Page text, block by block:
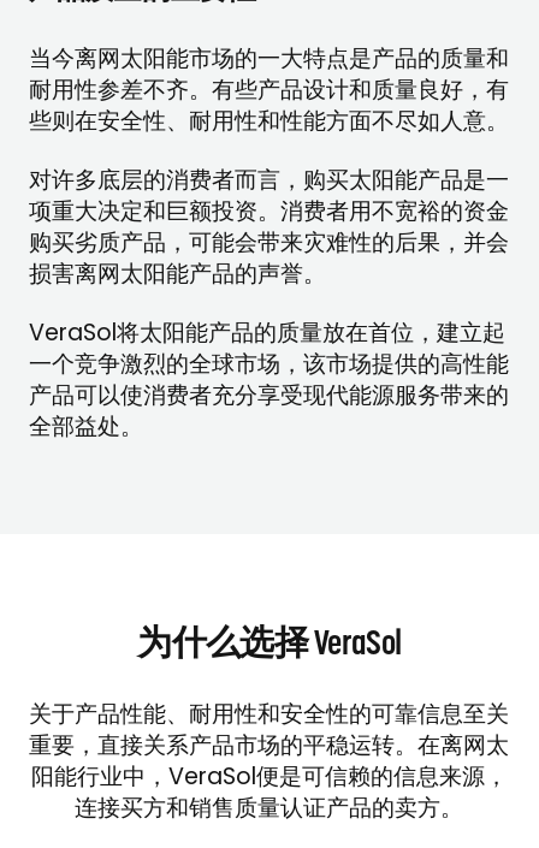
当今离网太阳能市场的一大特点是产品的质量和
耐用性参差不齐。有些产品设计和质量良好，有
些则在安全性、耐用性和性能方面不尽如人意。
对许多底层的消费者而言，购买太阳能产品是一
项重大决定和巨额投资。消费者用不宽裕的资金
购买劣质产品，可能会带来灾难性的后果，并会
损害离网太阳能产品的声誉。
VeraSol将太阳能产品的质量放在首位，建立起
一个竞争激烈的全球市场，该市场提供的高性能
产品可以使消费者充分享受现代能源服务带来的
全部益处。
为什么选择 VeraSol
关于产品性能、耐用性和安全性的可靠信息至关
重要，直接关系产品市场的平稳运转。在离网太
阳能行业中，VeraSol便是可信赖的信息来源，
连接买方和销售质量认证产品的卖方。